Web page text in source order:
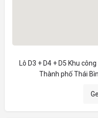
Lô D3 + D4 + D5 Khu
Thành phố Thái